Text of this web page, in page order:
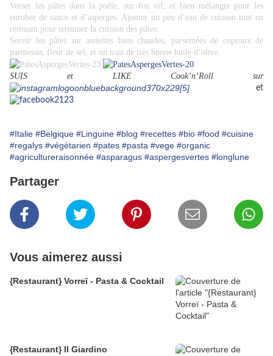
Verser les pâtes dans la poêle, sur feu vif, et bien mélanger pour les
enrober de sauce et d’asperges. Ajouter un peu d’eau de cuisson tout en
remuant pour terminer la cuisson des pâtes.
Servir les pâtes sur assiettes bien chaudes, parsemées de copeaux de
parmesan, fleur de sel, et un trait de très bonne huile d’olive.
SUIS et LIKE Cook’n’Roll sur
et
#Italie #Belgique #Linguine #blog #recettes #bio #food #cuisine
#regalys #végétarien #pates #pasta #vege #organic
#agricultureraisonnée #asparagus #aspergesvertes #longlune
Partager
Vous aimerez aussi
{Restaurant} Vorreï - Pasta & Cocktail
{Restaurant} Il Giardino